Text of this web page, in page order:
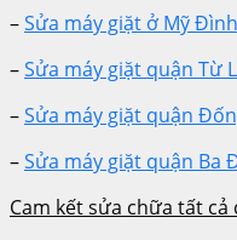
–Sửa máy giặt ở Mỹ Đình
–Sửa máy giặt quận Từ
–Sửa máy giặt quận
–Sửa máy giặt quận Ba
Cam kết sửa chữa tất cả